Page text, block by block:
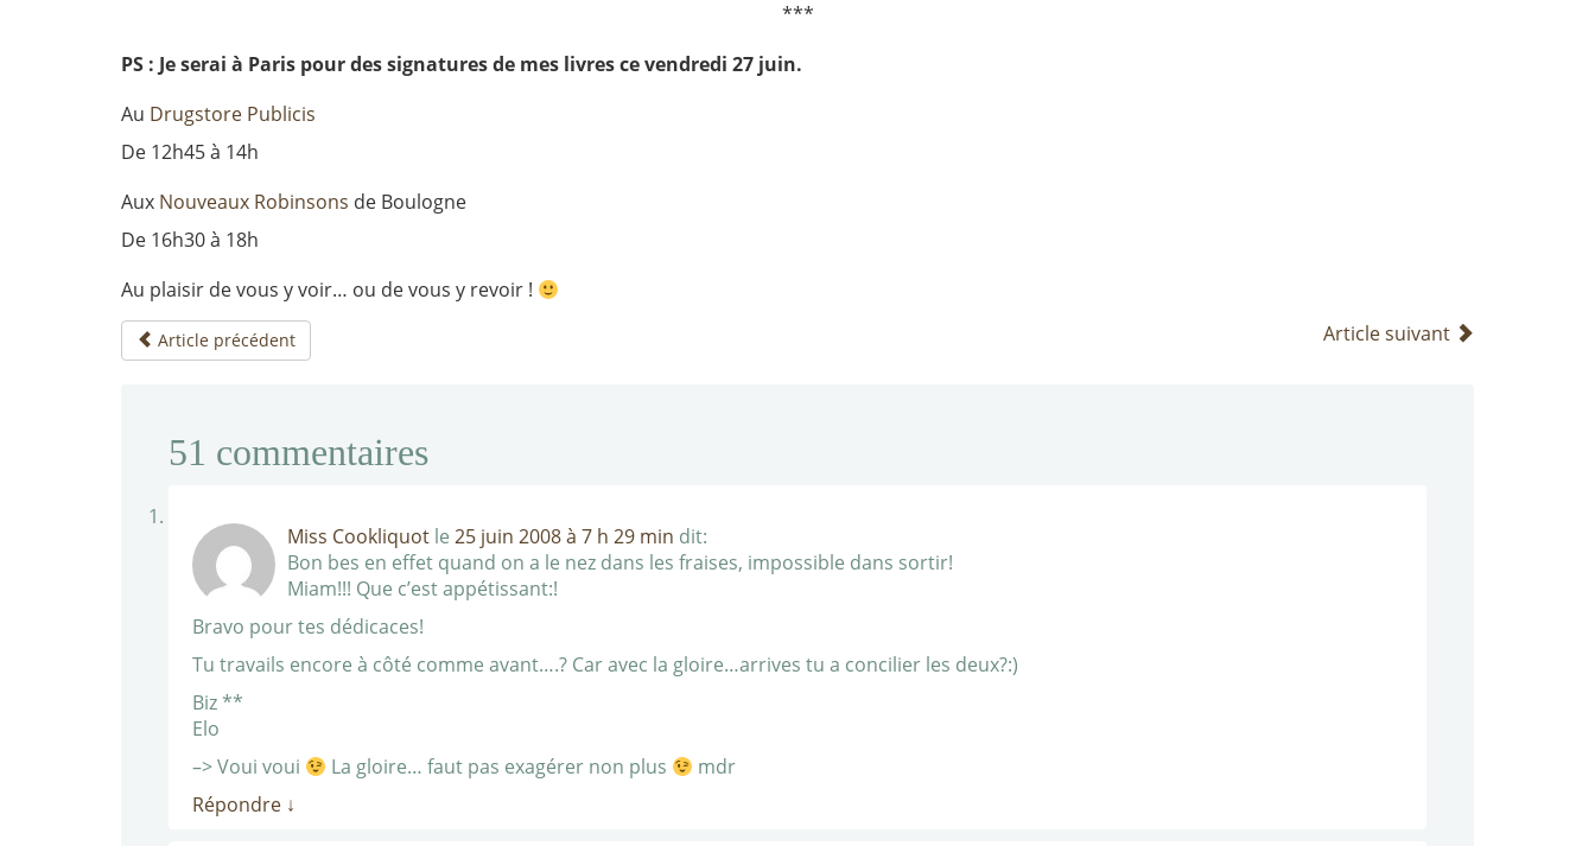
***
PS : Je serai à Paris pour des signatures de mes livres ce vendredi 27 juin.
Au Drugstore Publicis
De 12h45 à 14h
Aux Nouveaux Robinsons de Boulogne
De 16h30 à 18h
Au plaisir de vous y voir… ou de vous y revoir !
Article précédent Article suivant
51 commentaires
Miss Cookliquot le 25 juin 2008 à 7 h 29 min dit:
Bon bes en effet quand on a le nez dans les fraises, impossible dans sortir!
Miam!!! Que c’est appétissant:!
Bravo pour tes dédicaces!
Tu travails encore à côté comme avant….? Car avec la gloire…arrives tu a concilier les deux?:)
Biz **
Elo
–> Voui voui
La gloire… faut pas exagérer non plus
mdr
Répondre ↓